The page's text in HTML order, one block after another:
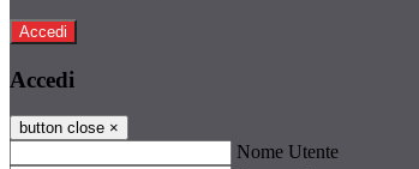
Accedi
Accedi
button close ×
Nome Utente